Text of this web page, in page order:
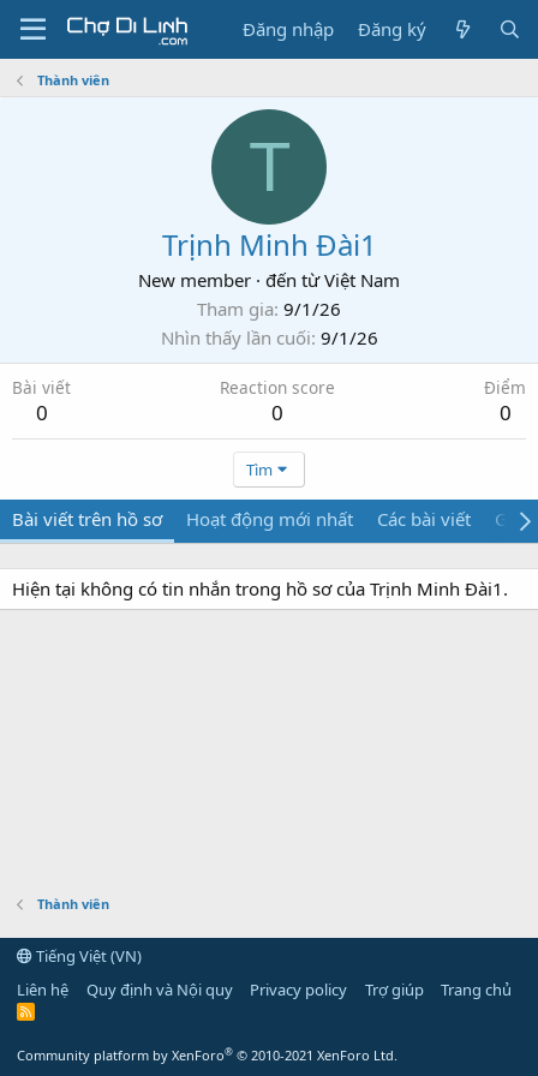
Đăng nhập Đăng ký
Thành viên
T
Trịnh Minh Đài1
New member · đến từ Việt Nam
Tham gia 9/1/26
Nhìn thấy lần cuối 9/1/26
Bài viết
0
Reaction score
0
Điểm
0
Tìm
Bài viết trên hồ sơ Hoạt động mới nhất Các bài viết Giới
Hiện tại không có tin nhắn trong hồ sơ của Trịnh Minh Đài1.
Thành viên
Tiếng Việt (VN)
Liên hệ
Quy định và Nội quy Privacy policy Trợ giúp Trang chủ
R
Community platform by XenForo® © 2010-2021 XenForo Ltd.